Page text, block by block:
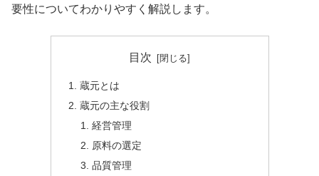
要性についてわかりやすく解説します。
目次
蔵元とは
蔵元の主な役割
経営管理
原料の選定
品質管理